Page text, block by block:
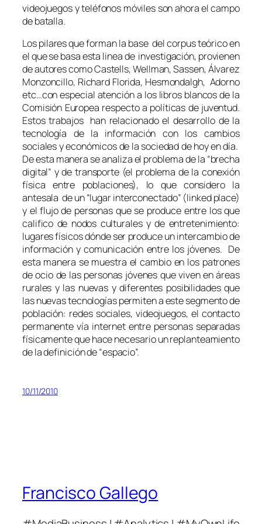
videojuegos y teléfonos móviles son ahora el campo
de batalla.
Los pilares que forman la base del corpus teórico en
el que se basa esta linea de investigación, provienen
de autores como Castells, Wellman, Sassen, Álvarez
Monzoncillo, Richard Florida, Hesmondalgh, Adorno
etc…con especial atención a los libros blancos de la
Comisión Europea respecto a políticas de juventud.
Estos trabajos han relacionado el desarrollo de la
tecnología de la información con los cambios
sociales y económicos de la sociedad de hoy en día.
De esta manera se analiza el problema de la “brecha
digital” y de transporte (el problema de la conexión
física entre poblaciones), lo que considero la
antesala de un “lugar interconectado” (linked place)
y el flujo de personas que se produce entre los que
califico de nodos culturales y de entretenimiento:
lugares físicos dónde ser produce un intercambio de
información y comunicación entre los jóvenes. De
esta manera se muestra el cambio en los patrones
de ocio de las personas jóvenes que viven en áreas
rurales y las nuevas y diferentes posibilidades que
las nuevas tecnologías permiten a este segmento de
población: redes sociales, videojuegos, el contacto
permanente vía internet entre personas separadas
físicamente que hace necesario un replanteamiento
de la definición de “espacio”.
10/11/2010
Francisco Gallego